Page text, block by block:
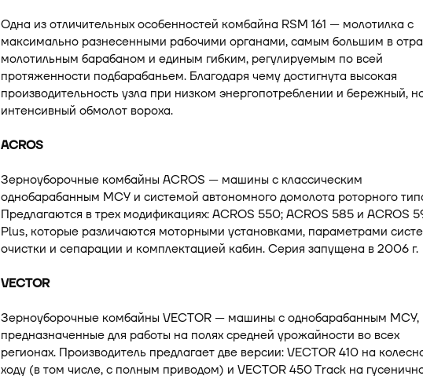
Одна из отличительных особенностей комбайна RSM 161 — молотилка с
максимально разнесенными рабочими органами, самым большим в
молотильным барабаном и единым гибким, регулируемым по всей
протяженности подбарабаньем. Благодаря чему достигнута высокая
производительность узла при низком энергопотреблении и бережный,
интенсивный обмолот вороха.
ACROS
Зерноуборочные комбайны ACROS — машины с классическим
однобарабанным МСУ и системой автономного домолота роторного
Предлагаются в трех модификациях: ACROS 550; ACROS 585 и ACROS
Plus, которые различаются моторными установками, параметрами
очистки и сепарации и комплектацией кабин. Серия запущена в 2006 г.
VECTOR
Зерноуборочные комбайны VECTOR — машины с однобарабанным МСУ,
предназначенные для работы на полях средней урожайности во всех
регионах. Производитель предлагает две версии: VEСTOR 410 на
ходу (в том числе, с полным приводом) и VECTOR 450 Track на